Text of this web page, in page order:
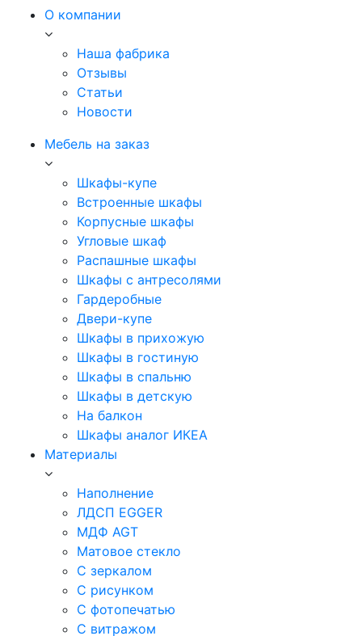
О компании
Наша фабрика
Отзывы
Статьи
Новости
Мебель на заказ
Шкафы-купе
Встроенные шкафы
Корпусные шкафы
Угловые шкаф
Распашные шкафы
Шкафы с антресолями
Гардеробные
Двери-купе
Шкафы в прихожую
Шкафы в гостиную
Шкафы в спальню
Шкафы в детскую
На балкон
Шкафы аналог ИКЕА
Материалы
Наполнение
ЛДСП EGGER
МДФ AGT
Матовое стекло
С зеркалом
С рисунком
С фотопечатью
С витражом